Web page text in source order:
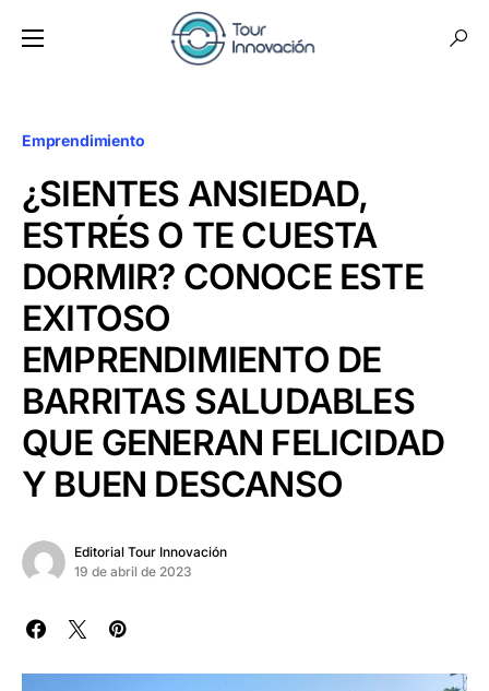
Emprendimiento
¿SIENTES ANSIEDAD,
ESTRÉS O TE CUESTA
DORMIR? CONOCE ESTE
EXITOSO
EMPRENDIMIENTO DE
BARRITAS SALUDABLES
QUE GENERAN FELICIDAD
Y BUEN DESCANSO
Editorial Tour Innovación
19 de abril de 2023